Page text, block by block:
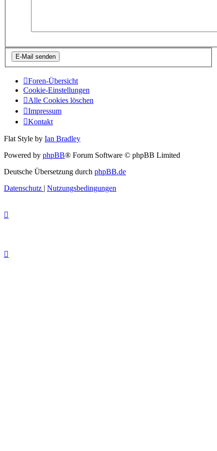
Foren-Übersicht
Cookie-Einstellungen
Alle Cookies löschen
Impressum
Kontakt
Flat Style by Ian Bradley
Powered by phpBB® Forum Software © phpBB Limited
Deutsche Übersetzung durch phpBB.de
Datenschutz | Nutzungsbedingungen